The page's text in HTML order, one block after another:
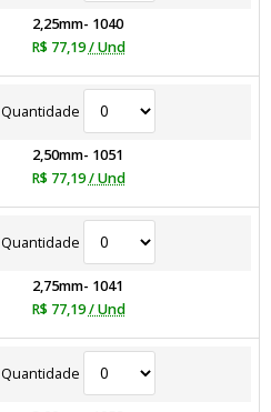
2,25mm- 1040
R$ 77,19 / Und
Quantidade
2,50mm- 1051
R$ 77,19 / Und
Quantidade
2,75mm- 1041
R$ 77,19 / Und
Quantidade